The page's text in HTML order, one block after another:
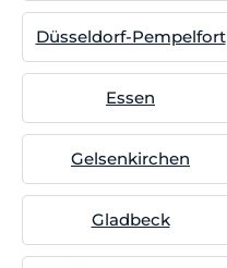
Düsseldorf-Pempelfort
Essen
Gelsenkirchen
Gladbeck